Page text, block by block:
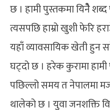
छ । हामी पुस्तकमा यिनेै
त्यसपछि हाम्रो खुशी फेरि
यहाँ व्यावसायिक खेती हुन
घट्दो छ । हरेक कुरामा हामी
पछिल्लो समय त नेपालमा
थालेको छ । युवा जनशक्ति